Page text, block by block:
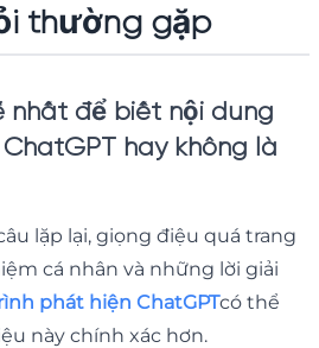
thường gặp
nhất để biết nội dung
hay không là
lặp lại, giọng điệu quá trang
cá nhân và những lời giải
phát hiện ChatGPTcó thể
này chính xác hơn.